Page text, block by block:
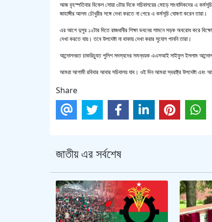
আজ বৃহস্পতিবার বিকেল সোয়া ৩টার দিকে সচিবালয়ের মোড়ে সাংবাদিকদের এ
জাহাঙ্গীর আলম চৌধুরীর সঙ্গে দেখা করতে না পেরে এ কর্মসূচি ঘোষণা করেন তারা।
এর আগে দুপুর ১২টার দিতে রাজধানীর শিক্ষা ভবনের সামনে সড়ক অবরোধ করে
দেখা করতে যায়। তবে উপদেষ্টা না থাকায় দেখা করার সুযোগ পাননি তারা।
আন্দোলনরত চাকরিচ্যুত পুলিশ সদস্যদের সমন্বয়ক এএসআই সাইফুল ইসলাম
আমরা আগামী রবিবার আবার সচিবালয় যাব। ওই দিন আমরা স্বরাষ্ট্র উপদেষ্টা এবং
Share
জাতীয় এর সর্বশেষ